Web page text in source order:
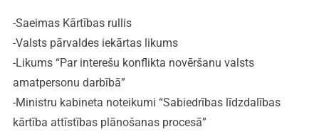
-Saeimas Kārtības rullis
-Valsts pārvaldes iekārtas likums
-Likums “Par interešu konflikta novēršanu valsts
amatpersonu darbībā”
-Ministru kabineta noteikumi “Sabiedrības līdzdalības
kārtība attīstības plānošanas procesā”